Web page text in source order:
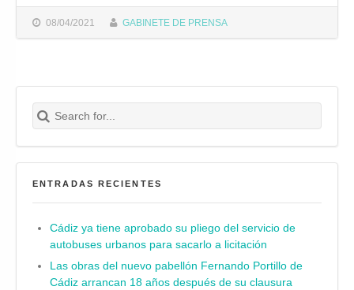
08/04/2021 GABINETE DE PRENSA
Search for:
Buscar
ENTRADAS RECIENTES
Cádiz ya tiene aprobado su pliego del servicio de
autobuses urbanos para sacarlo a licitación
Las obras del nuevo pabellón Fernando Portillo de
Cádiz arrancan 18 años después de su clausura